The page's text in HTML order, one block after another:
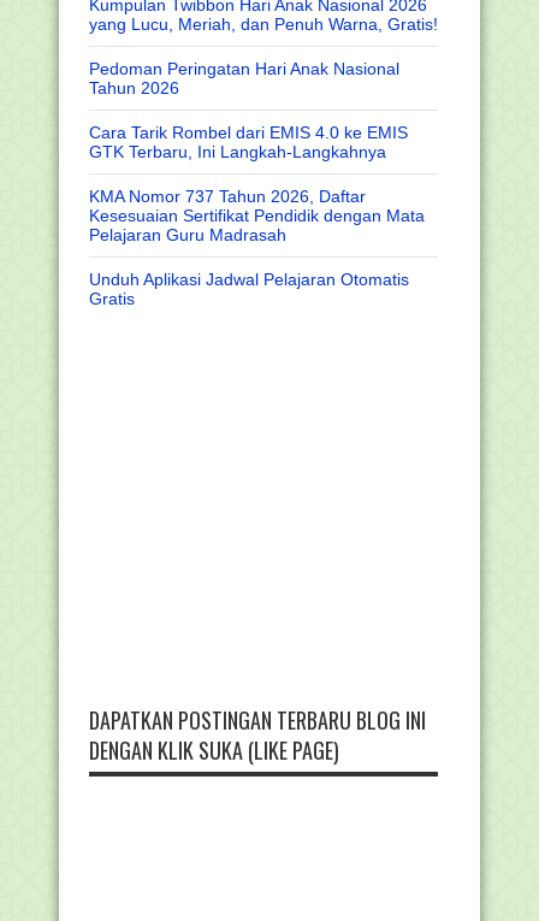
Kumpulan Twibbon Hari Anak Nasional 2026
yang Lucu, Meriah, dan Penuh Warna, Gratis!
Pedoman Peringatan Hari Anak Nasional
Tahun 2026
Cara Tarik Rombel dari EMIS 4.0 ke EMIS
GTK Terbaru, Ini Langkah-Langkahnya
KMA Nomor 737 Tahun 2026, Daftar
Kesesuaian Sertifikat Pendidik dengan Mata
Pelajaran Guru Madrasah
Unduh Aplikasi Jadwal Pelajaran Otomatis
Gratis
DAPATKAN POSTINGAN TERBARU BLOG INI
DENGAN KLIK SUKA (LIKE PAGE)